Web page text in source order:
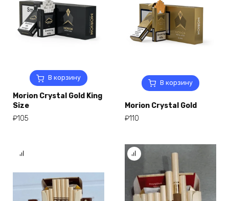
В корзину
Morion Crystal Gold King
Size
₽105
В корзину
Morion Crystal Gold
₽110